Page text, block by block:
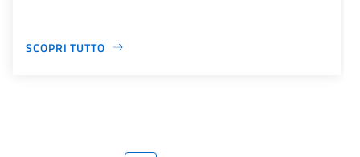
SCOPRI TUTTO